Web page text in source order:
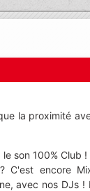
la proximité
son 100% Club !
? C'est encore
avec nos DJs !